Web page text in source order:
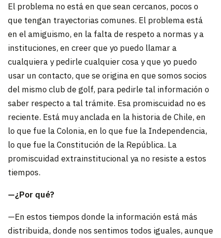
El problema no está en que sean cercanos, pocos o
que tengan trayectorias comunes. El problema está
en el amiguismo, en la falta de respeto a normas y a
instituciones, en creer que yo puedo llamar a
cualquiera y pedirle cualquier cosa y que yo puedo
usar un contacto, que se origina en que somos socios
del mismo club de golf, para pedirle tal información o
saber respecto a tal trámite. Esa promiscuidad no es
reciente. Está muy anclada en la historia de Chile, en
lo que fue la Colonia, en lo que fue la Independencia,
lo que fue la Constitución de la República. La
promiscuidad extrainstitucional ya no resiste a estos
tiempos.
—¿Por qué?
—En estos tiempos donde la información está más
distribuida, donde nos sentimos todos iguales, aunque